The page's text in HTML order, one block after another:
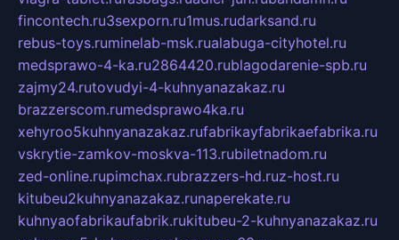
fincontech.ru3sexporn.ru1mus.rudarksand.ru
rebus-toys.ruminelab-msk.rualabuga-cityhotel.ru
medsprawo-4-ka.ru2864420.rublagodarenie-spb.ru
zajmy24.rutovudyi-4-kuhnyanazakaz.ru
brazzerscom.rumedsprawo4ka.ru
xehyroo5kuhnyanazakaz.rufabrikayfabrikaefabrika.ru
vskrytie-zamkov-moskva-113.rubiletnadom.ru
zed-online.rupimchax.rubrazzers-hd.ruz-host.ru
kitubeu2kuhnyanazakaz.runaperekate.ru
kuhnyaofabrikaufabrik.rukitubeu-2-kuhnyanazakaz.ru